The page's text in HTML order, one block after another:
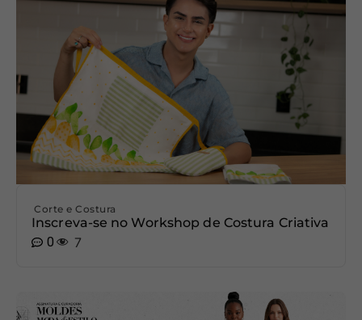
Corte e Costura
Inscreva-se no Workshop de Costura Criativa
0
7